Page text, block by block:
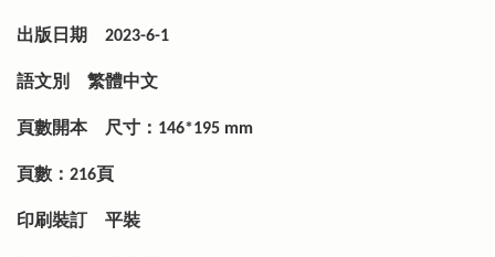
出版日期 2023-6-1
語文別 繁體中文
頁數開本 尺寸：146*195 mm
頁數：216頁
印刷裝訂 平裝